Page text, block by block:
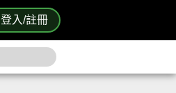
登入/註冊